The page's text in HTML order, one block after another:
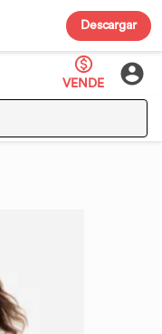
Descargar
VENDE